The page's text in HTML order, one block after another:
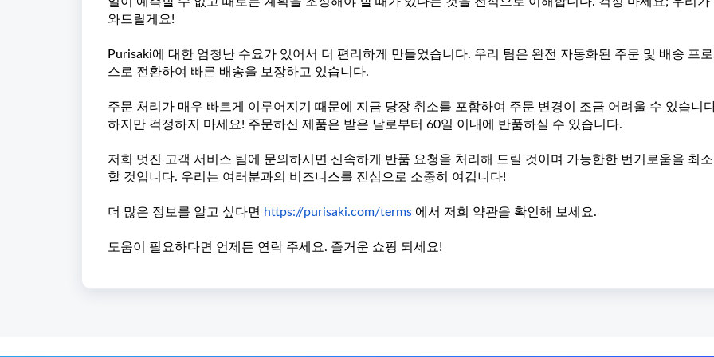
와드릴게요!
Purisaki에 대한 엄청난 수요가 있어서 더 편리하게 만들었습니다. 우리 팀은 완전 자동화된 주문 및 배송 프로
스로 전환하여 빠른 배송을 보장하고 있습니다.
주문 처리가 매우 빠르게 이루어지기 때문에 지금 당장 취소를 포함하여 주문 변경이 조금 어려울 수 있습니
하지만 걱정하지 마세요! 주문하신 제품은 받은 날로부터 60일 이내에 반품하실 수 있습니다.
저희 멋진 고객 서비스 팀에 문의하시면 신속하게 반품 요청을 처리해 드릴 것이며 가능한한 번거로움을 최
할 것입니다. 우리는 여러분과의 비즈니스를 진심으로 소중히 여깁니다!
더 많은 정보를 알고 싶다면 https://purisaki.com/terms 에서 저희 약관을 확인해 보세요.
도움이 필요하다면 언제든 연락 주세요. 즐거운 쇼핑 되세요!